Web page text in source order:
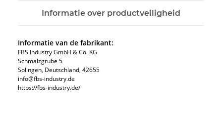
Informatie over productveiligheid
Informatie van de fabrikant:
FBS Industry GmbH & Co. KG
Schmalzgrube 5
Solingen, Deutschland, 42655
info@fbs-industry.de
https://fbs-industry.de/